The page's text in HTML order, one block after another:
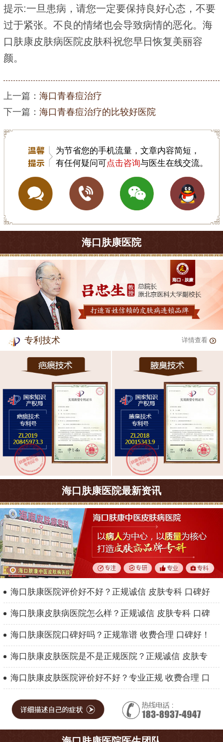
提示:一旦患病，请您一定要保持良好心态，不要
过于紧张。不良的情绪也会导致病情的恶化。海
口肤康皮肤病医院皮肤科祝您早日恢复美丽容
颜。
上一篇： 海口青春痘治疗
下一篇： 海口青春痘治疗的比较好医院
为节省您的手机流量，文章内容简短，
有任何疑问可点击咨询与医生在线交流。
海口肤康医院
专利技术 详情查看
海口肤康医院最新资讯
海口肤康医院评价好不好？正规诚信 皮肤专科 口碑好
海口肤康皮肤病医院怎么样？正规诚信 皮肤专科 口碑
海口肤康医院口碑好吗？正规靠谱 收费合理 口碑好！
海口肤康皮肤医院是不是正规医院？正规诚信 皮肤专
海口肤康皮肤医院评价好不好？专业正规 收费合理 口